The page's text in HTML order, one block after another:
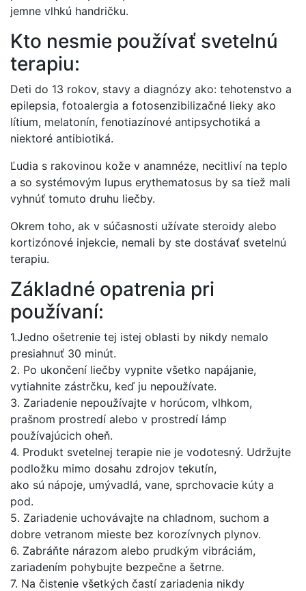
jemne vlhkú handričku.
Kto nesmie používať svetelnú
terapiu:
Deti do 13 rokov, stavy a diagnózy ako: tehotenstvo a
epilepsia, fotoalergia a fotosenzibilizačné lieky ako
lítium, melatonín, fenotiazínové antipsychotiká a
niektoré antibiotiká.
Ľudia s rakovinou kože v anamnéze, necitliví na teplo
a so systémovým lupus erythematosus by sa tiež mali
vyhnúť tomuto druhu liečby.
Okrem toho, ak v súčasnosti užívate steroidy alebo
kortizónové injekcie, nemali by ste dostávať svetelnú
terapiu.
Základné opatrenia pri
používaní:
1.Jedno ošetrenie tej istej oblasti by nikdy nemalo
presiahnuť 30 minút.
2. Po ukončení liečby vypnite všetko napájanie,
vytiahnite zástrčku, keď ju nepoužívate.
3. Zariadenie nepoužívajte v horúcom, vlhkom,
prašnom prostredí alebo v prostredí lámp
používajúcich oheň.
4. Produkt svetelnej terapie nie je vodotesný. Udržujte
podložku mimo dosahu zdrojov tekutín,
ako sú nápoje, umývadlá, vane, sprchovacie kúty a
pod.
5. Zariadenie uchovávajte na chladnom, suchom a
dobre vetranom mieste bez korozívnych plynov.
6. Zabráňte nárazom alebo prudkým vibráciám,
zariadením pohybujte bezpečne a šetrne.
7. Na čistenie všetkých častí zariadenia nikdy